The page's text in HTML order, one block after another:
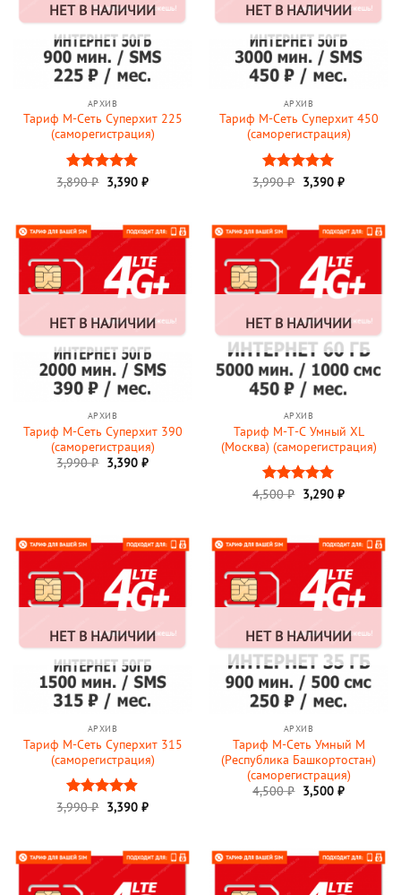
НЕТ В НАЛИЧИИ
АРХИВ
Тариф М-Сеть Суперхит 225
(саморегистрация)
Оценка
3,890₽ 3,390 ₽
НЕТ В НАЛИЧИИ
АРХИВ
Тариф М-Сеть Суперхит 450
(саморегистрация)
Оценка5
3,990₽ 3,390 ₽
НЕТ В НАЛИЧИИ
АРХИВ
Тариф М-Сеть Суперхит 390
(саморегистрация)
3,990₽ 3,390 ₽
НЕТ В НАЛИЧИИ
АРХИВ
Тариф М-Т-С Умный XL
(Москва) (саморегистрация)
Оценка5
4,500₽ Первоначальная
цена
3,290 ₽Текущая
НЕТ В НАЛИЧИИ
АРХИВ
Тариф М-Сеть Суперхит 315
(саморегистрация)
Оценка
3,990₽ 3,390 ₽
НЕТ В НАЛИЧИИ
АРХИВ
Тариф М-Сеть Умный M
(Республика Башкортостан)
(саморегистрация)
4,500₽ Первоначальная
цена
3,500 ₽Текущая